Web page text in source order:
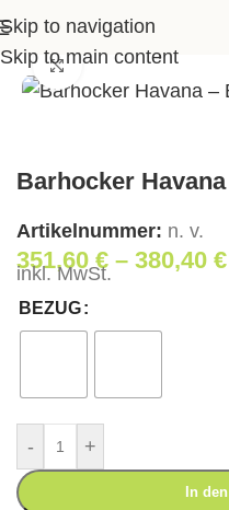
Skip to navigation
Skip to main content
Startseite>Shop>
Klick zum
Barhocker Havana
Artikelnummer: n. v.
351,60€ – 380,40 €
inkl. MwSt.
BEZUG
- +
In